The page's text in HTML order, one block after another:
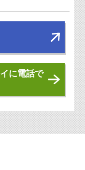
に電話で